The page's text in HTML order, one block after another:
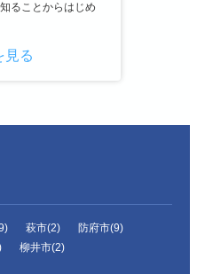
ることからはじめ
見る
萩市(2)
防府市(9)
柳井市(2)